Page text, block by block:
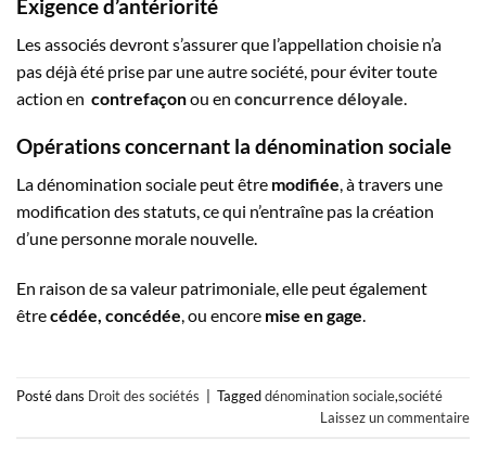
Exigence d’antériorité
Les associés devront s’assurer que l’appellation choisie n’a
pas déjà été prise par une autre société, pour éviter toute
action en contrefaçonou en concurrence déloyale
Opérations concernant la dénomination sociale
La dénomination sociale peut être modifiée, à travers une
modification des statuts, ce qui n’entraîne pas la création
d’une personne morale nouvelle.
En raison de sa valeur patrimoniale, elle peut également
êtrecédée, concédée, ou encore mise en gage.
Posté dans Droit des sociétés Taggeddénomination sociale,société
Laissez un commentaire